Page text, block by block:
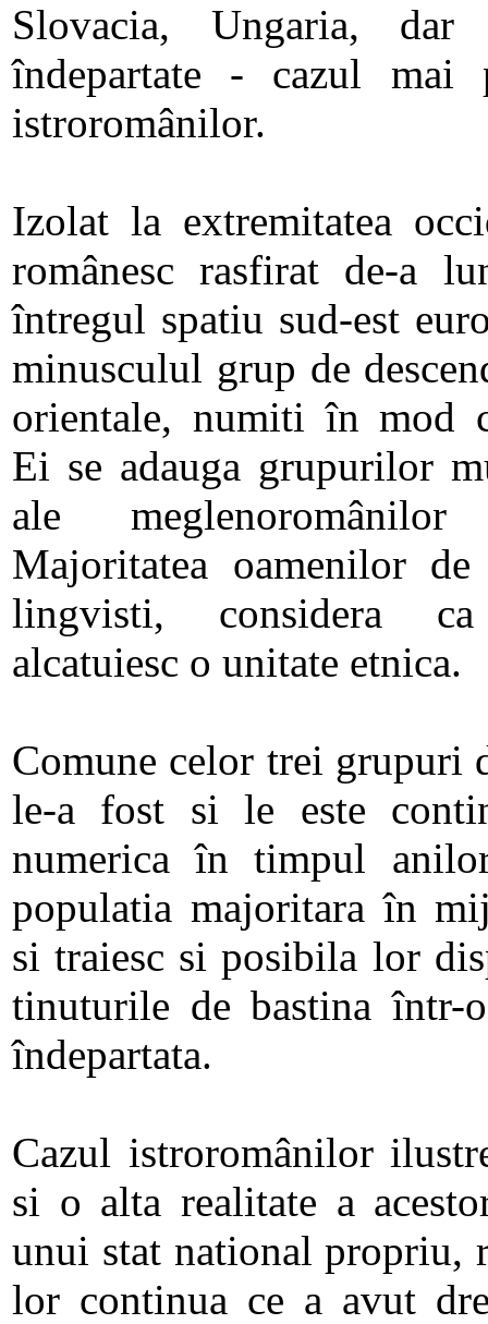
Slovacia, Ungaria,
îndepartate - cazul mai
istroromânilor.
Izolat la extremitatea
românesc rasfirat de-a
întregul spatiu sud-est
minusculul grup de
orientale, numiti în mod
Ei se adauga grupurilor
ale
Majoritatea oamenilor
lingvisti, considera
alcatuiesc o unitate etnica.
Comune celor trei grupuri
le-a fost si le este
numerica în timpul
populatia majoritara în
si traiesc si posibila lor
tinuturile de bastina într-
îndepartata.
Cazul istroromânilor
si o alta realitate a
unui stat national propriu,
lor continua ce a avut